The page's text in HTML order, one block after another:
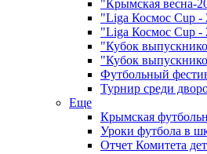
"Крымская весна-
"Liga Космос Cup -
"Liga Космос Cup -
"Кубок
"Кубок
Футбольный
Турнир среди
Еще
Крымская
Уроки футбола в
Отчет Комитета